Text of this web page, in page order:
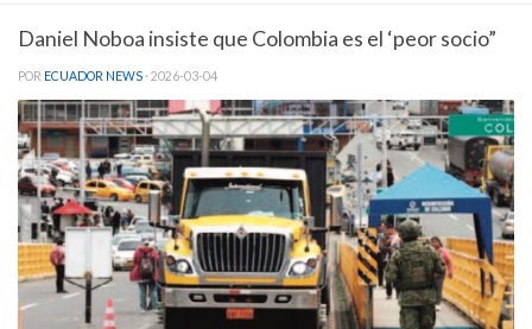
Daniel Noboa insiste que Colombia es el ‘peor socio”
POR ECUADOR NEWS · 2026-03-04